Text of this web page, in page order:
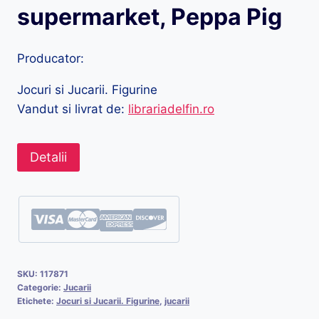
supermarket, Peppa Pig
Producator:
Jocuri si Jucarii. Figurine
Vandut si livrat de: librariadelfin.ro
Detalii
SKU: 117871
Categorie: Jucarii
Etichete: Jocuri si Jucarii. Figurine, jucarii